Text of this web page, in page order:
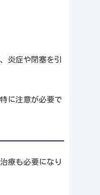
炎症や閉塞を引
に注意が必要で
療も必要になり